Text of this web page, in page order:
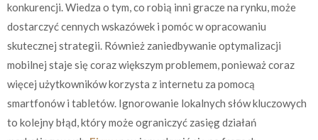
konkurencji. Wiedza o tym, co robią inni gracze na rynku, może
dostarczyć cennych wskazówek i pomóc w opracowaniu
skutecznej strategii. Również zaniedbywanie optymalizacji
mobilnej staje się coraz większym problemem, ponieważ coraz
więcej użytkowników korzysta z internetu za pomocą
smartfonów i tabletów. Ignorowanie lokalnych słów kluczowych
to kolejny błąd, który może ograniczyć zasięg działań